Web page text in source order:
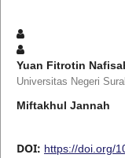
Yuan Fitrotin
Universitas Negeri
Miftakhul Jannah
DOI: https://doi.org/